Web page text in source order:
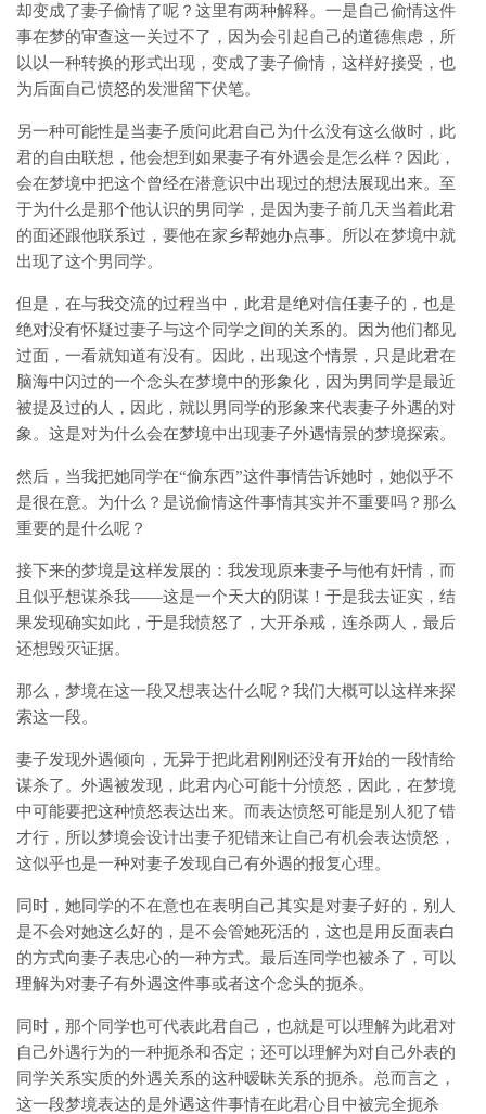
却变成了妻子偷情了呢？这里有两种解释。一是自己偷情这件
事在梦的审查这一关过不了，因为会引起自己的道德焦虑，所
以以一种转换的形式出现，变成了妻子偷情，这样好接受，也
为后面自己愤怒的发泄留下伏笔。
另一种可能性是当妻子质问此君自己为什么没有这么做时，此
君的自由联想，他会想到如果妻子有外遇会是怎么样？因此，
会在梦境中把这个曾经在潜意识中出现过的想法展现出来。至
于为什么是那个他认识的男同学，是因为妻子前几天当着此君
的面还跟他联系过，要他在家乡帮她办点事。所以在梦境中就
出现了这个男同学。
但是，在与我交流的过程当中，此君是绝对信任妻子的，也是
绝对没有怀疑过妻子与这个同学之间的关系的。因为他们都见
过面，一看就知道有没有。因此，出现这个情景，只是此君在
脑海中闪过的一个念头在梦境中的形象化，因为男同学是最近
被提及过的人，因此，就以男同学的形象来代表妻子外遇的对
象。这是对为什么会在梦境中出现妻子外遇情景的梦境探索。
然后，当我把她同学在“偷东西”这件事情告诉她时，她似乎不
是很在意。为什么？是说偷情这件事情其实并不重要吗？那么
重要的是什么呢？
接下来的梦境是这样发展的：我发现原来妻子与他有奸情，而
且似乎想谋杀我——这是一个天大的阴谋！于是我去证实，结
果发现确实如此，于是我愤怒了，大开杀戒，连杀两人，最后
还想毁灭证据。
那么，梦境在这一段又想表达什么呢？我们大概可以这样来探
索这一段。
妻子发现外遇倾向，无异于把此君刚刚还没有开始的一段情给
谋杀了。外遇被发现，此君内心可能十分愤怒，因此，在梦境
中可能要把这种愤怒表达出来。而表达愤怒可能是别人犯了错
才行，所以梦境会设计出妻子犯错来让自己有机会表达愤怒，
这似乎也是一种对妻子发现自己有外遇的报复心理。
同时，她同学的不在意也在表明自己其实是对妻子好的，别人
是不会对她这么好的，是不会管她死活的，这也是用反面表白
的方式向妻子表忠心的一种方式。最后连同学也被杀了，可以
理解为对妻子有外遇这件事或者这个念头的扼杀。
同时，那个同学也可代表此君自己，也就是可以理解为此君对
自己外遇行为的一种扼杀和否定；还可以理解为对自己外表的
同学关系实质的外遇关系的这种暧昧关系的扼杀。总而言之，
这一段梦境表达的是外遇这件事情在此君心目中被完全扼杀